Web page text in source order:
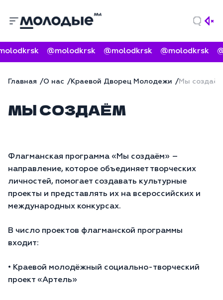
@molodkrsk @molodkrsk @molodkrsk
Главная О нас Краевой Дворец Молодежи Мы создаём
МЫ СОЗДАЁМ
Флагманская программа «Мы создаём» –
направление, которое объединяет творческих
личностей, помогает создавать культурные
проекты и представлять их на всероссийских и
международных конкурсах.
В число проектов флагманской программы
входит:
• Краевой молодёжный социально-творческий
проект «Артель»